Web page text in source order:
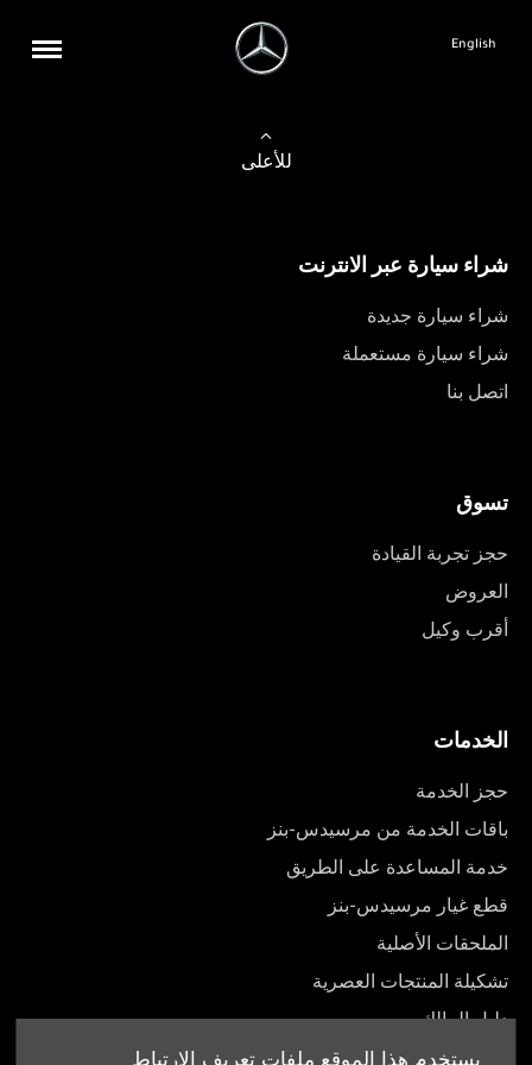
يستخدم هذا الموقع ملفات تعريف الارتباط
English
للأعلى
شراء سيارة عبر الانترنت
شراء سيارة جديدة
شراء سيارة مستعملة
اتصل بنا
تسوق
حجز تجربة القيادة
العروض
أقرب وكيل
الخدمات
حجز الخدمة
باقات الخدمة من مرسيدس-بنز
خدمة المساعدة على الطريق
قطع غيار مرسيدس-بنز
الملحقات الأصلية
تشكيلة المنتجات العصرية
دليل المالك